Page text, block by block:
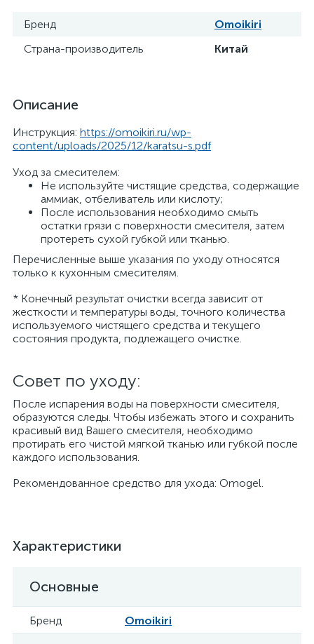
Бренд
Omoikiri
Страна-производитель
Китай
Описание
Инструкция: https://omoikiri.ru/wp-
content/uploads/2025/12/karatsu-s.pdf
Уход за смесителем:
Не используйте чистящие средства, содержащие
аммиак, отбеливатель или кислоту;
После использования необходимо смыть
остатки грязи с поверхности смесителя, затем
протереть сухой губкой или тканью.
Перечисленные выше указания по уходу относятся
только к кухонным смесителям.
* Конечный результат очистки всегда зависит от
жесткости и температуры воды, точного количества
используемого чистящего средства и текущего
состояния продукта, подлежащего очистке.
Совет по уходу:
После испарения воды на поверхности смесителя,
образуются следы. Чтобы избежать этого и сохранить
красивый вид Вашего смесителя, необходимо
протирать его чистой мягкой тканью или губкой после
каждого использования.
Рекомендованное средство для ухода: Omogel.
Характеристики
Основные
Бренд Omoikiri